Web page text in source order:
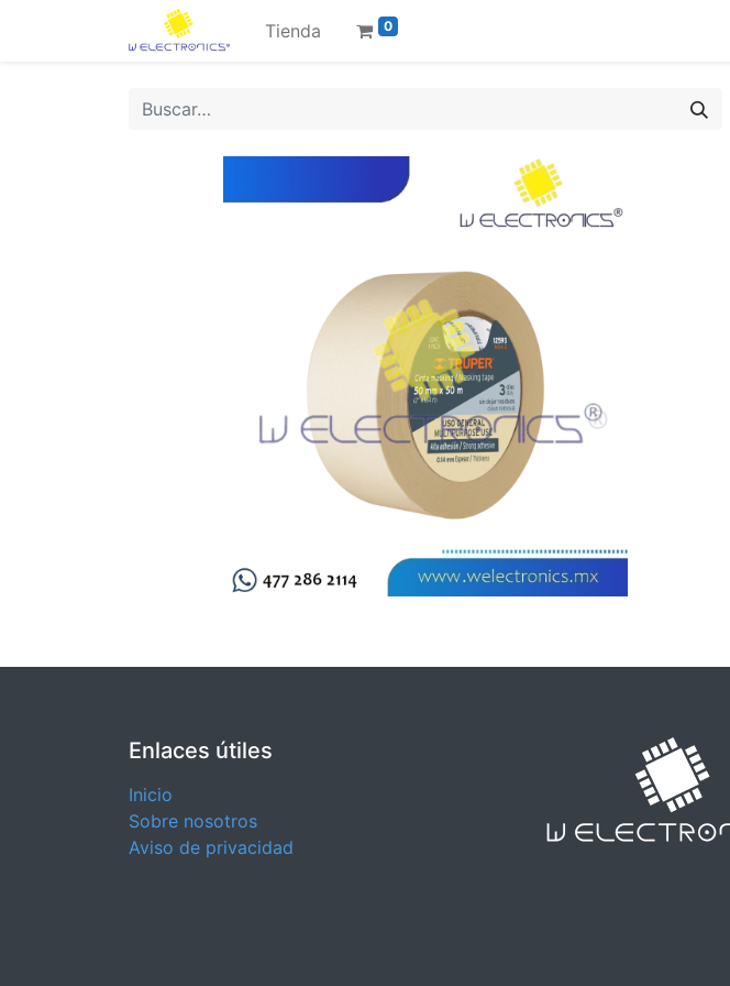
Tienda 0
Enlaces útiles
Inicio
Sobre nosotros
Aviso de privacidad